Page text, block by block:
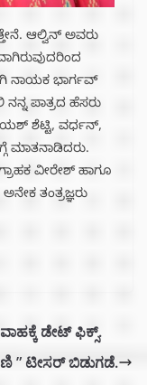
ಆಲ್ವಿನ್ ಅವರು
ನಾಯಕ ಭಾರ್ಗವ್
ಪಾತ್ರದ ಹೆಸರು
ಯಶ್ ಶೆಟ್ಟಿ, ವರ್ಧನ್,
ಮಾತನಾಡಿದರು.
ವೀರೇಶ್ ಹಾಗೂ
ತಂತ್ರಜ್ಞರು
ಡೇಟ್ ಫಿಕ್ಸ್.
” ಟೀಸರ್ ಬಿಡುಗಡೆ.